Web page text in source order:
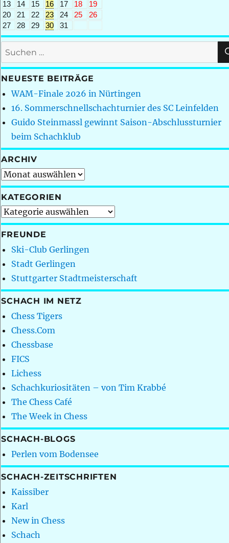
13
14 15 16 17 18
19
20
21 22 23 24 25
26
27
28 29 30 31
Suchen
nach:
NEUESTE BEITRÄGE
WAM-Finale 2026 in Nürtingen
16. Sommerschnellschachturnier des SC Leinfelden
Guido Steinmassl gewinnt Saison-Abschlussturnier
beim Schachklub
ARCHIV
Archiv
KATEGORIEN
Kategorien
FREUNDE
Ski-Club Gerlingen
Stadt Gerlingen
Stuttgarter Stadtmeisterschaft
SCHACH IM NETZ
Chess Tigers
Chess.Com
Chessbase
FICS
Lichess
Schachkuriositäten – von Tim Krabbé
The Chess Café
The Week in Chess
SCHACH-BLOGS
Perlen vom Bodensee
SCHACH-ZEITSCHRIFTEN
Kaissiber
Karl
New in Chess
Schach